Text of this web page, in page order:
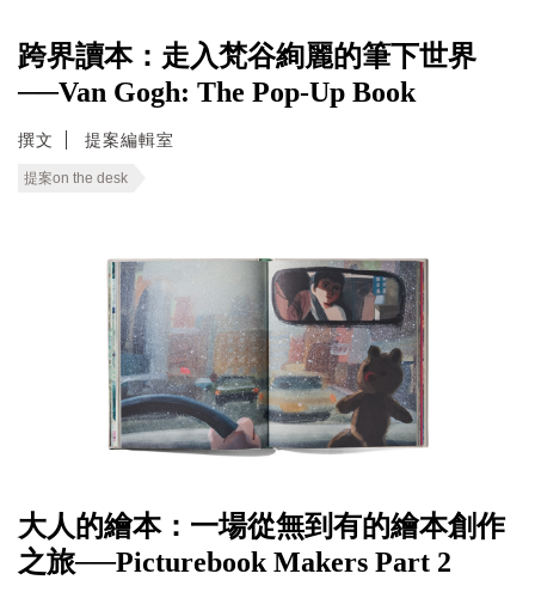
跨界讀本：走入梵谷絢麗的筆下世界
──Van Gogh: The Pop-Up Book
撰文 提案編輯室
提案on the desk
大人的繪本：一場從無到有的繪本創作
之旅──Picturebook Makers Part 2